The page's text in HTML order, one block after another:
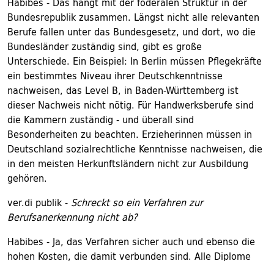
Bundesrepublik zusammen. Längst nicht alle relevanten
Berufe fallen unter das Bundesgesetz, und dort, wo die
Bundesländer zuständig sind, gibt es große
Unterschiede. Ein Beispiel: In Berlin müssen Pflegekräfte
ein bestimmtes Niveau ihrer Deutschkenntnisse
nachweisen, das Level B, in Baden-Württemberg ist
dieser Nachweis nicht nötig. Für Handwerksberufe sind
die Kammern zuständig - und überall sind
Besonderheiten zu beachten. Erzieherinnen müssen in
Deutschland sozialrechtliche Kenntnisse nachweisen, die
in den meisten Herkunftsländern nicht zur Ausbildung
gehören.
ver.di publik - Schreckt so ein Verfahren zur
Berufsanerkennung nicht ab?
Habibes - Ja, das Verfahren sicher auch und ebenso die
hohen Kosten, die damit verbunden sind. Alle Diplome